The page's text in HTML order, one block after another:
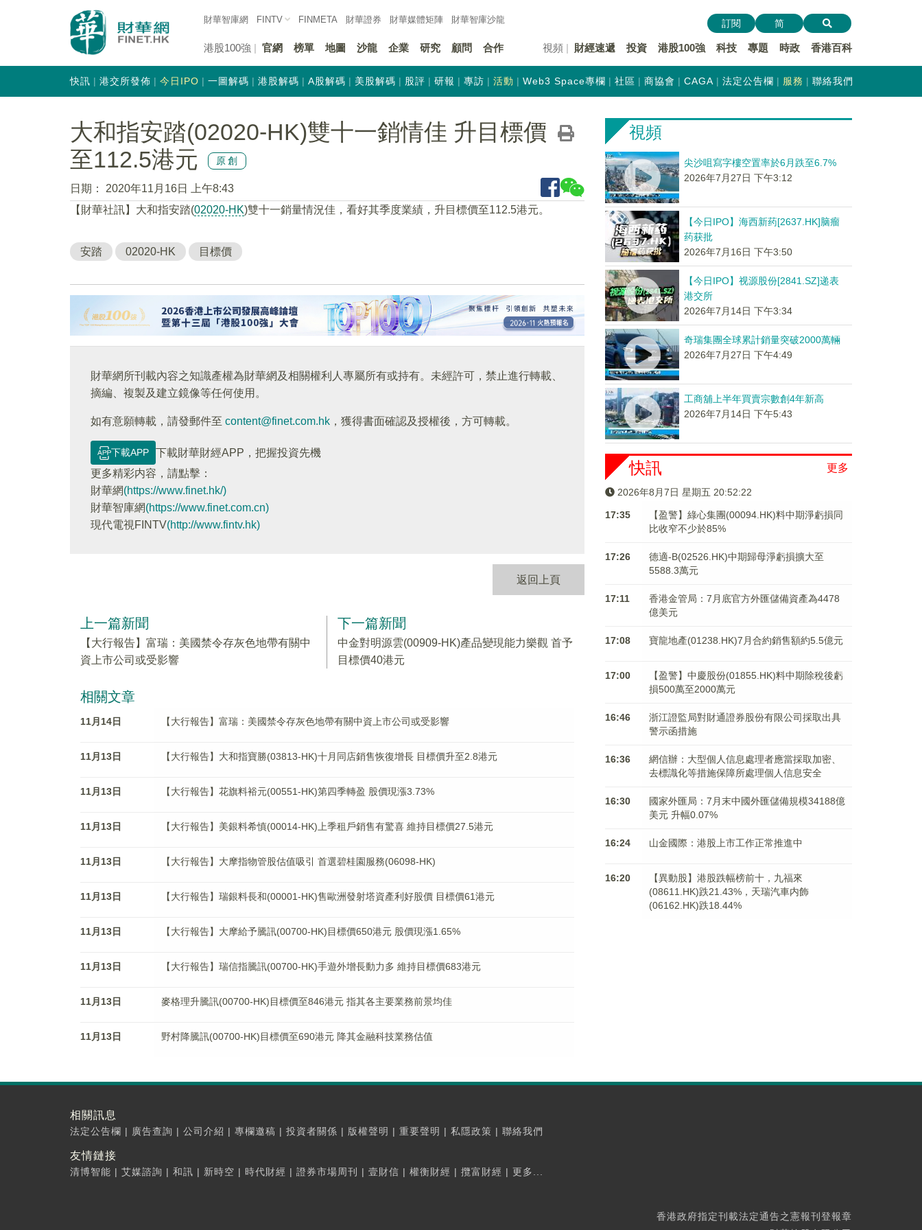
財華智庫網 FINTV FINMETA 財華證券 財華媒體矩陣 財華智庫沙龍
港股100強 官網 榜單 地圖 沙龍 企業 研究 顧問 合作 視頻 財經速遞 投資 港股100強 科技 專題 時政 香港百科
訂閱 简
快訊 港交所發佈 今日IPO 一圖解碼 港股解碼 A股解碼 美股解碼 股評 研報 專訪 活動 Web3 Space專欄 社區 商協會 CAGA 法定公告欄 服務 聯絡我們
大和指安踏(02020-HK)雙十一銷情佳 升目標價
至112.5港元
原創
日期：
2020年11月16日 上午8:43
【財華社訊】大和指安踏(02020-HK)雙十一銷量情況佳，看好其季度業績，升目標價至112.5港元。
安踏 02020-HK 目標價
財華網所刊載內容之知識產權為財華網及相關權利人專屬所有或持有。未經許可，禁止進行轉載、
摘編、複製及建立鏡像等任何使用。
如有意願轉載，請發郵件至 content@finet.com.hk ，獲得書面確認及授權後，方可轉載。
下載APP
下載財華財經APP，把握投資先機
更多精彩内容，請點擊：
財華網(https://www.finet.hk/)
財華智庫網(https://www.finet.com.cn)
現代電視FINTV(http://www.fintv.hk)
返回上頁
上一篇新聞
【大行報告】富瑞：美國禁令存灰色地帶有關中
資上市公司或受影響
下一篇新聞
中金對明源雲(00909-HK)產品變現能力樂觀 首予
目標價40港元
相關文章
11月14日 【大行報告】富瑞：美國禁令存灰色地帶有關中資上市公司或受影響
11月13日 【大行報告】大和指寶勝(03813-HK)十月同店銷售恢復增長 目標價升至2.8港元
11月13日 【大行報告】花旗料裕元(00551-HK)第四季轉盈 股價現漲3.73%
11月13日 【大行報告】美銀料希慎(00014-HK)上季租戶銷售有驚喜 維持目標價27.5港元
11月13日 【大行報告】大摩指物管股估值吸引 首選碧桂園服務(06098-HK)
11月13日 【大行報告】瑞銀料長和(00001-HK)售歐洲發射塔資產利好股價 目標價61港元
11月13日 【大行報告】大摩給予騰訊(00700-HK)目標價650港元 股價現漲1.65%
11月13日 【大行報告】瑞信指騰訊(00700-HK)手遊外增長動力多 維持目標價683港元
11月13日 麥格理升騰訊(00700-HK)目標價至846港元 指其各主要業務前景均佳
11月13日 野村降騰訊(00700-HK)目標價至690港元 降其金融科技業務估值
視頻
尖沙咀寫字樓空置率於6月跌至6.7%
2026年7月27日 下午3:12
【今日IPO】海西新药[2637.HK]脑瘤
药获批
2026年7月16日 下午3:50
【今日IPO】视源股份[2841.SZ]递表
港交所
2026年7月14日 下午3:34
奇瑞集團全球累計銷量突破2000萬輛
2026年7月27日 下午4:49
工商舖上半年買賣宗數創4年新高
2026年7月14日 下午5:43
更多
快訊
2026年8月7日 星期五 20:52:23
17:35
【盈警】綠心集團(00094.HK)料中期淨虧損同
比收窄不少於85%
17:26
德適-B(02526.HK)中期歸母淨虧損擴大至
5588.3萬元
17:11
香港金管局：7月底官方外匯儲備資產為4478
億美元
17:08 寶龍地產(01238.HK)7月合約銷售額約5.5億元
17:00
【盈警】中慶股份(01855.HK)料中期除稅後虧
損500萬至2000萬元
16:46
浙江證監局對財通證券股份有限公司採取出具
警示函措施
16:36
網信辦：大型個人信息處理者應當採取加密、
去標識化等措施保障所處理個人信息安全
16:30
國家外匯局：7月末中國外匯儲備規模34188億
美元 升幅0.07%
16:24 山金國際：港股上市工作正常推進中
16:20
【異動股】港股跌幅榜前十，九福來
(08611.HK)跌21.43%，天瑞汽車内飾
(06162.HK)跌18.44%
相關訊息
法定公告欄 | 廣告查詢 | 公司介紹 | 專欄邀稿 | 投資者關係 | 版權聲明 | 重要聲明 | 私隱政策 | 聯絡我們
友情鏈接
清博智能 | 艾媒諮詢 | 和訊 | 新時空 | 時代財經 | 證券市場周刊 | 壹財信 | 權衡財經 | 攬富財經 | 更多...
香港政府指定刊載法定通告之憲報刊登報章